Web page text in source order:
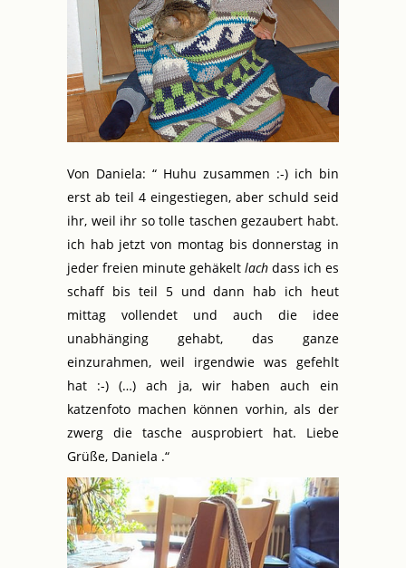
Von Daniela: “ Huhu zusammen :-) ich bin
erst ab teil 4 eingestiegen, aber schuld seid
ihr, weil ihr so tolle taschen gezaubert habt.
ich hab jetzt von montag bis donnerstag in
jeder freien minute gehäkelt lach dass ich es
schaff bis teil 5 und dann hab ich heut
mittag vollendet und auch die idee
unabhänging gehabt, das ganze
einzurahmen, weil irgendwie was gefehlt
hat :-) (…) ach ja, wir haben auch ein
katzenfoto machen können vorhin, als der
zwerg die tasche ausprobiert hat. Liebe
Grüße, Daniela .“